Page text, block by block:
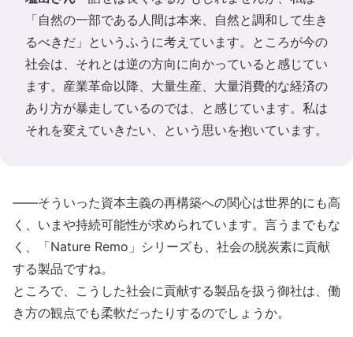
「自然の一部である人間は本来、自然と調和して生き
るべきだ」というふうに考えています。ところが今の
社会は、それとは逆の方向に向かっていると感じてい
ます。産業革命以降、大量生産、大量消費的な経済の
あり方が暴走しているのでは、と感じています。私は
それを変えていきたい、という思いを抱いています。
――そういった資本主義の再構築への関心は世界的にも高
く、いまや持続可能性が求められています。言うまでもな
く、「Nature Remo」シリーズも、社会の脱炭素に貢献
する製品ですね。
ところで、こうした社会に貢献する製品を扱う御社は、働
き方の観点でも柔軟だったりするのでしょうか。